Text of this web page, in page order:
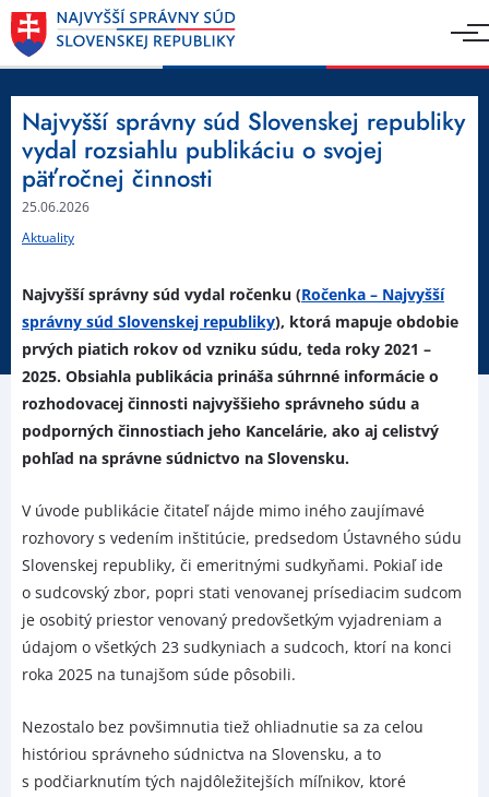
Najvyšší správny súd Slovenskej republiky
vydal rozsiahlu publikáciu o svojej
päťročnej činnosti
25.06.2026
Aktuality
Najvyšší správny súd vydal ročenku (Ročenka – Najvyšší
správny súd Slovenskej republiky), ktorá mapuje obdobie
prvých piatich rokov od vzniku súdu, teda roky 2021 –
2025. Obsiahla publikácia prináša súhrnné informácie o
rozhodovacej činnosti najvyššieho správneho súdu a
podporných činnostiach jeho Kancelárie, ako aj celistvý
pohľad na správne súdnictvo na Slovensku.
V úvode publikácie čitateľ nájde mimo iného zaujímavé
rozhovory s vedením inštitúcie, predsedom Ústavného súdu
Slovenskej republiky, či emeritnými sudkyňami. Pokiaľ ide
o sudcovský zbor, popri stati venovanej prísediacim sudcom
je osobitý priestor venovaný predovšetkým vyjadreniam a
údajom o všetkých 23 sudkyniach a sudcoch, ktorí na konci
roka 2025 na tunajšom súde pôsobili.
Nezostalo bez povšimnutia tiež ohliadnutie sa za celou
históriou správneho súdnictva na Slovensku, a to
s podčiarknutím tých najdôležitejších míľnikov, ktoré